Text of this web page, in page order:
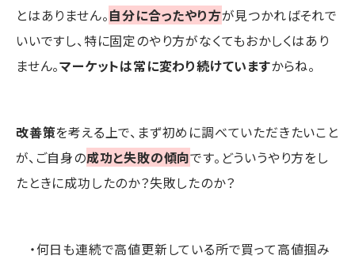
とはありません。自分に合ったやり方が見つかればそれで
いいですし、特に固定のやり方がなくてもおかしくはあり
ません。マーケットは常に変わり続けていますからね。
改善策を考える上で、まず初めに調べていただきたいこと
が、ご自身の成功と失敗の傾向です。どういうやり方をし
たときに成功したのか？失敗したのか？
・何日も連続で高値更新している所で買って高値掴み